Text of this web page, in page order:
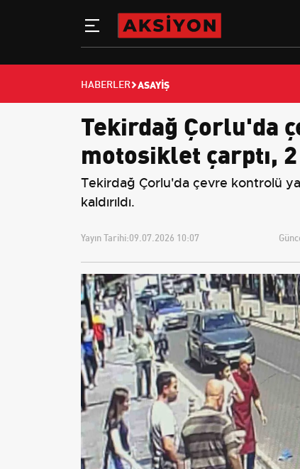
HABERLER ASAYIŞ
Tekirdağ Çorlu'da
motosiklet çarptı,
Tekirdağ Çorlu'da çevre kontrolü
kaldırıldı.
Yayın Tarihi:09.07.2026 10:07